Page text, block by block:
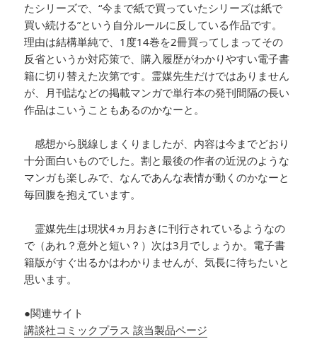
たシリーズで、“今まで紙で買っていたシリーズは紙で
買い続ける”という自分ルールに反している作品です。
理由は結構単純で、1度14巻を2冊買ってしまってその
反省というか対応策で、購入履歴がわかりやすい電子書
籍に切り替えた次第です。霊媒先生だけではありません
が、月刊誌などの掲載マンガで単行本の発刊間隔の長い
作品はこいうこともあるのかなーと。
感想から脱線しまくりましたが、内容は今までどおり
十分面白いものでした。割と最後の作者の近況のような
マンガも楽しみで、なんであんな表情が動くのかなーと
毎回腹を抱えています。
霊媒先生は現状4ヵ月おきに刊行されているようなの
で（あれ？意外と短い？）次は3月でしょうか。電子書
籍版がすぐ出るかはわかりませんが、気長に待ちたいと
思います。
●関連サイト
講談社コミックプラス 該当製品ページ